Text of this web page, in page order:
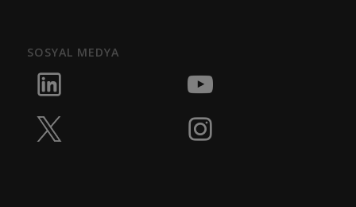
SOSYAL MEDYA